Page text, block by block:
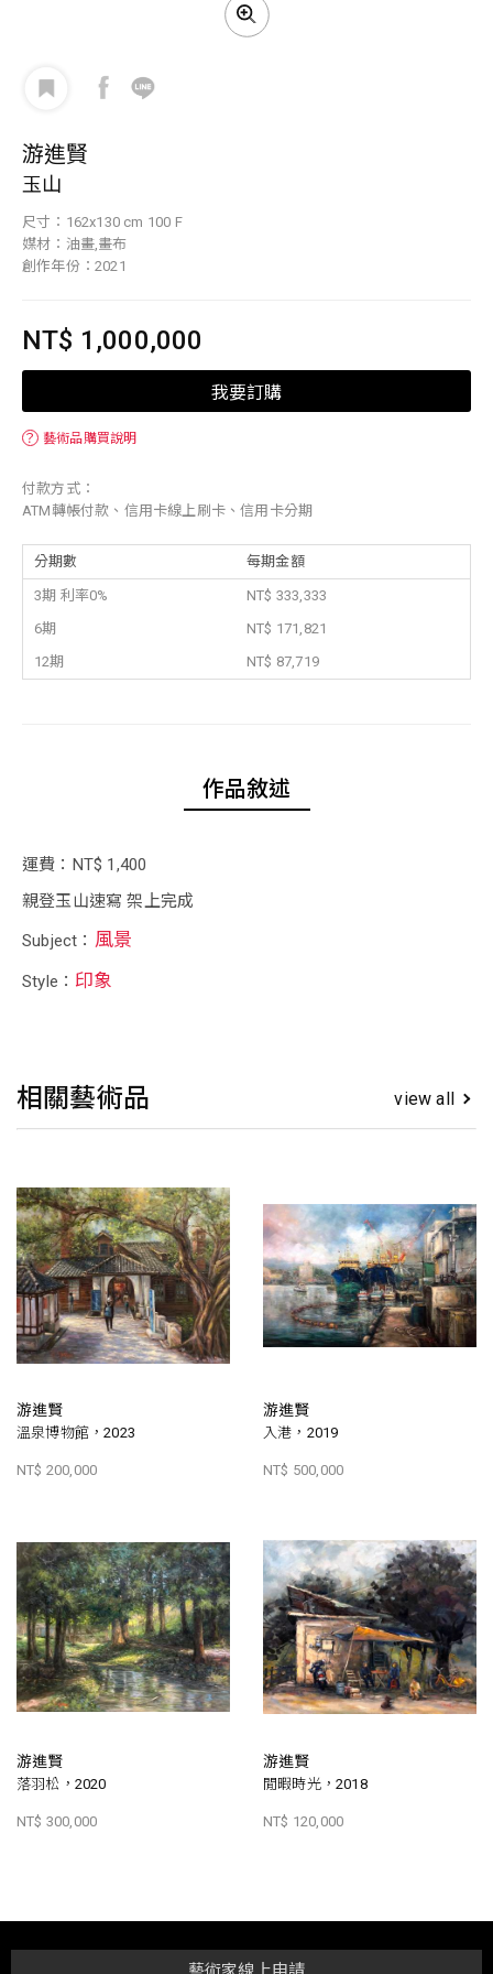
游進賢
玉山
尺寸：162x130 cm 100 F
媒材：油畫,畫布
創作年份：2021
NT$ 1,000,000
我要訂購
？ 藝術品購買說明
付款方式：
ATM轉帳付款、信用卡線上刷卡、信用卡分期
分期數 每期金額
3期 利率0%
NT$ 333,333
6期
NT$ 171,821
12期
NT$ 87,719
作品敘述
運費：NT$ 1,400
親登玉山速寫 架上完成
Subject： 風景
Style： 印象
相關藝術品 view all
游進賢
溫泉博物館，2023
NT$ 200,000
游進賢
入港，2019
NT$ 500,000
游進賢
落羽松，2020
NT$ 300,000
游進賢
閒暇時光，2018
NT$ 120,000